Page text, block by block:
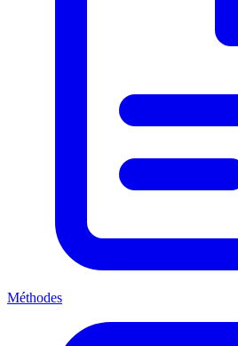
Méthodes